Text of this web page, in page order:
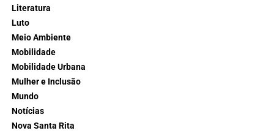
Literatura
Luto
Meio Ambiente
Mobilidade
Mobilidade Urbana
Mulher e Inclusão
Mundo
Notícias
Nova Santa Rita